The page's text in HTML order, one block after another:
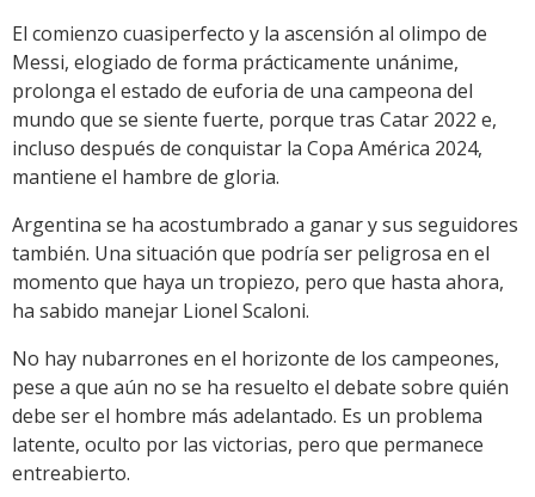
El comienzo cuasiperfecto y la ascensión al olimpo de
Messi, elogiado de forma prácticamente unánime,
prolonga el estado de euforia de una campeona del
mundo que se siente fuerte, porque tras Catar 2022 e,
incluso después de conquistar la Copa América 2024,
mantiene el hambre de gloria.
Argentina se ha acostumbrado a ganar y sus seguidores
también. Una situación que podría ser peligrosa en el
momento que haya un tropiezo, pero que hasta ahora,
ha sabido manejar Lionel Scaloni.
No hay nubarrones en el horizonte de los campeones,
pese a que aún no se ha resuelto el debate sobre quién
debe ser el hombre más adelantado. Es un problema
latente, oculto por las victorias, pero que permanece
entreabierto.